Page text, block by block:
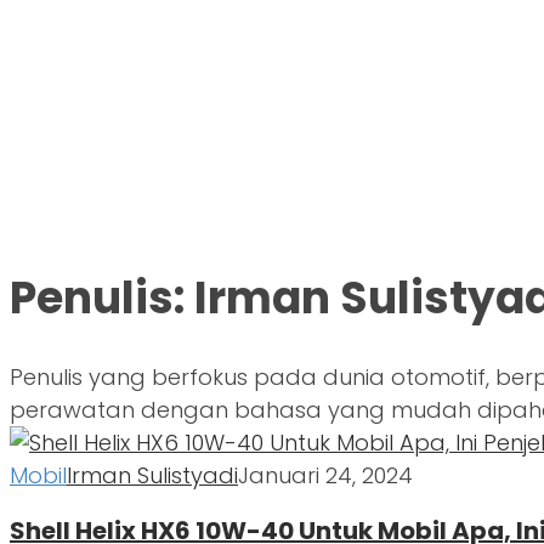
Penulis: Irman
Penulis yang berfokus pada dunia otomotif,
perawatan dengan bahasa yang mudah
MobilIrman SulistyadiJanuari 24, 2024
Shell Helix HX6 10W-40 Untuk Mobil Apa,